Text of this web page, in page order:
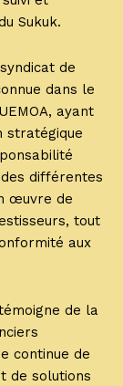
Sukuk.
de
dans le
ayant
stratégique
différentes
œuvre de
tout
aux
de la
continue de
de solutions